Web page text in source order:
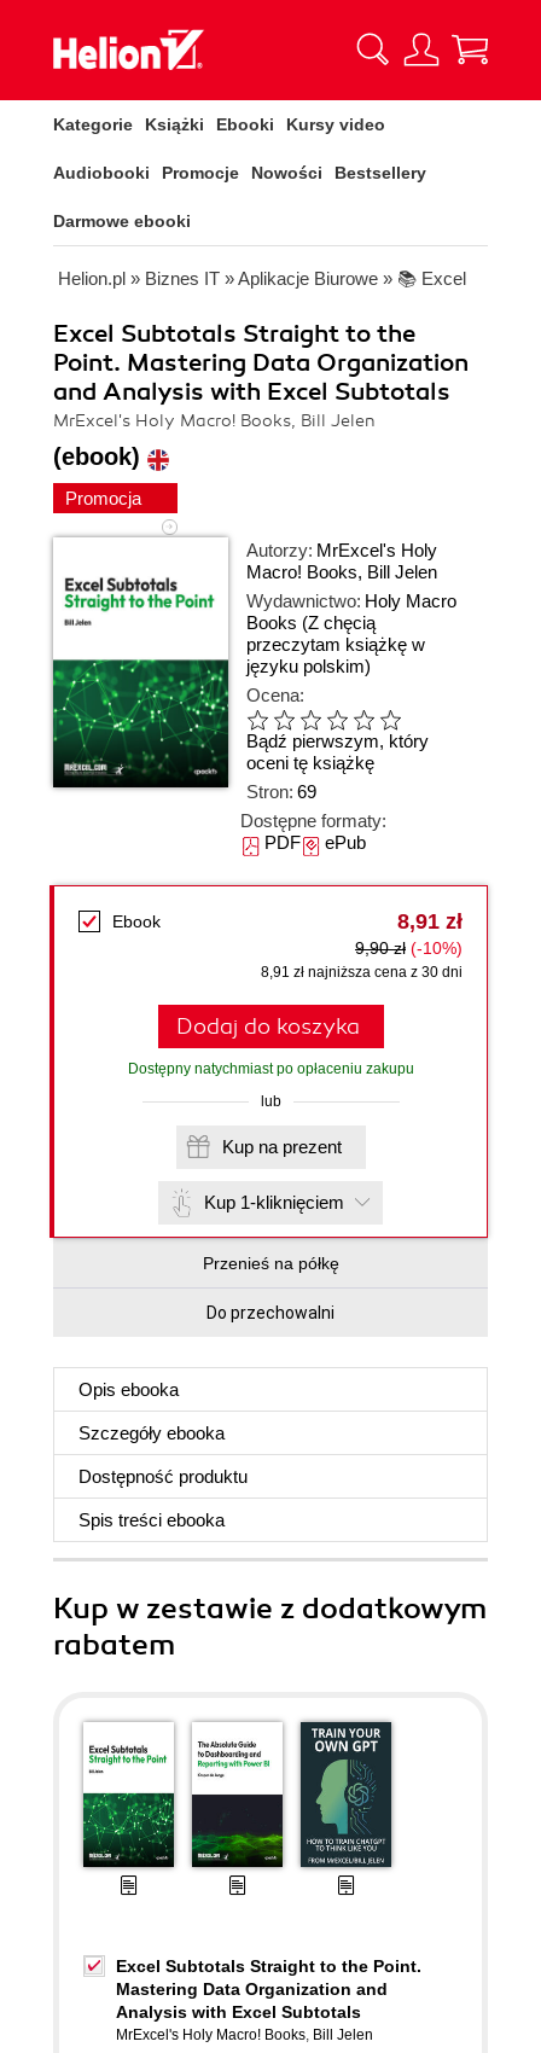
Kategorie Książki Ebooki Kursy video
Audiobooki Promocje Nowości Bestsellery
Darmowe ebooki
Helion.pl » Biznes IT »Aplikacje Biurowe » 📚 Excel
Excel Subtotals Straight to the
Point. Mastering Data Organization
and Analysis with Excel Subtotals
MrExcel's Holy Macro! Books, Bill Jelen
(ebook)
Promocja
Autorzy: MrExcel's Holy
Macro! Books, Bill Jelen
Wydawnictwo: Holy Macro
Books (Z chęcią
przeczytam książkę w
języku polskim)
Ocena:
Bądź pierwszym, który
oceni tę książkę
Stron: 69
Dostępne formaty:
PDFePub
Ebook 8,91 zł
9,90 zł (-10%)
8,91 zł najniższa cena z 30 dni
Dodaj do koszyka
Dostępny natychmiast po opłaceniu zakupu
lub
Kup na prezent
Kup 1-kliknięciem
Przenieś na półkę
Do przechowalni
Opis ebooka
Szczegóły ebooka
Dostępność produktu
Spis treści ebooka
Kup w zestawie z dodatkowym
rabatem
Excel Subtotals Straight to the Point.
Mastering Data Organization and
Analysis with Excel Subtotals
MrExcel's Holy Macro! Books, Bill Jelen